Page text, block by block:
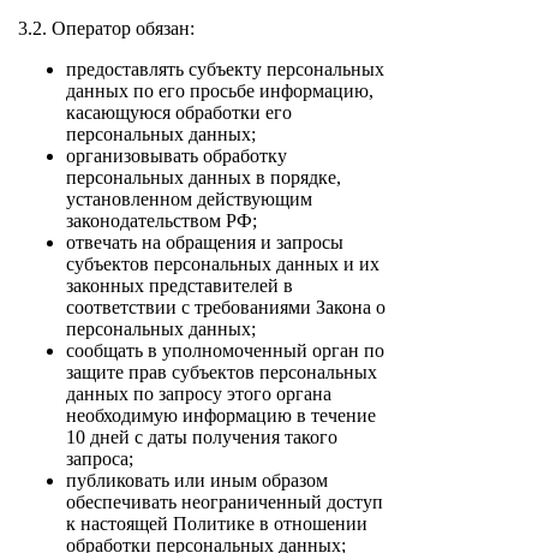
3.2. Оператор обязан:
предоставлять субъекту персональных
данных по его просьбе информацию,
касающуюся обработки его
персональных данных;
организовывать обработку
персональных данных в порядке,
установленном действующим
законодательством РФ;
отвечать на обращения и запросы
субъектов персональных данных и их
законных представителей в
соответствии с требованиями Закона о
персональных данных;
сообщать в уполномоченный орган по
защите прав субъектов персональных
данных по запросу этого органа
необходимую информацию в течение
10 дней с даты получения такого
запроса;
публиковать или иным образом
обеспечивать неограниченный доступ
к настоящей Политике в отношении
обработки персональных данных;